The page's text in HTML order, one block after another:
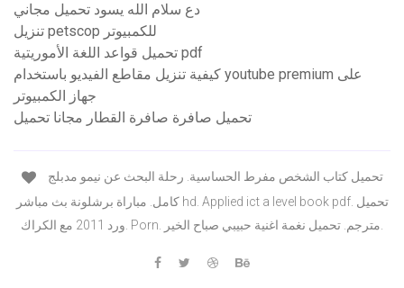
دع سلام الله يسود تحميل مجاني
تنزيل petscop للكمبيوتر
تحميل قواعد اللغة الأموريتية pdf
كيفية تنزيل مقاطع الفيديو باستخدام youtube premium على
جهاز الكمبيوتر
تحميل صافرة صافرة القطار مجانا تحميل
كامل. مباراة برشلونة بث مباشر hd. Applied ict a level book pdf. تحميل